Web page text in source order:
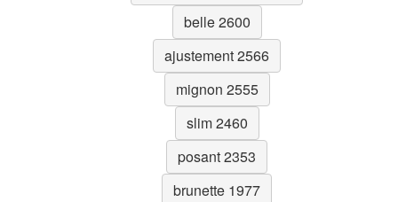
belle 2600
ajustement 2566
mignon 2555
slim 2460
posant 2353
brunette 1977